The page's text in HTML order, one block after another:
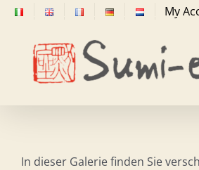
Skip
content
My
In dieser Galerie finden Sie